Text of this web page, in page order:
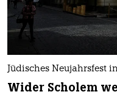
Jüdisches Neujahrsfest
Wider Scholem